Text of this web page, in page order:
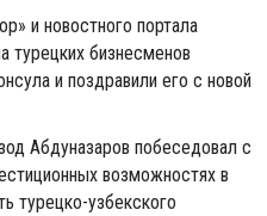
и новостного портала
турецких бизнесменов
и поздравили его с новой
Абдуназаров побеседовал с
возможностях в
турецко-узбекского